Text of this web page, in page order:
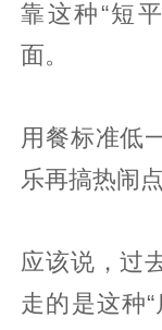
靠这种“短
面。
用餐标准低
乐再搞热闹
应该说，过
走的是这种